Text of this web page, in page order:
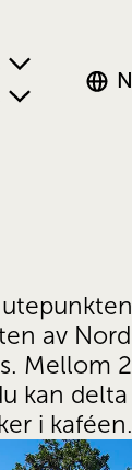
av
Mellom
kan delta
i kaféen.